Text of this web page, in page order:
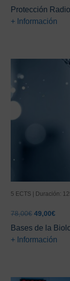
precio
original
era:
es:
Protección
+ Información
5 ECTS | Duración:
78,00€ El
precio
original
era:
49,00€El
precio
es:
Bases de la
+ Información